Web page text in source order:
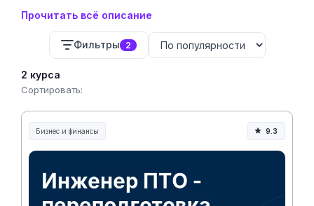
невозможно составить точную смету или заказать
материалы без остатков.
Прочитать всё описание
Фильтры 2
2 курса
Сортировать:
Бизнес и финансы 9.3